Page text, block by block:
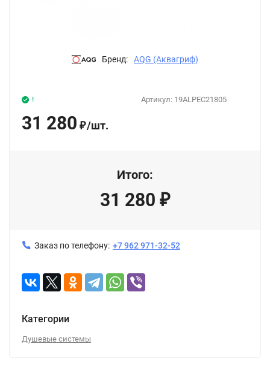
Бренд: AQG (Аквагриф)
Артикул: 19ALPEC21805
!
31 280 ₽/шт.
Итого:
31 280 ₽
Заказ по телефону: +7 962 971-32-52
Категории
Душевые системы